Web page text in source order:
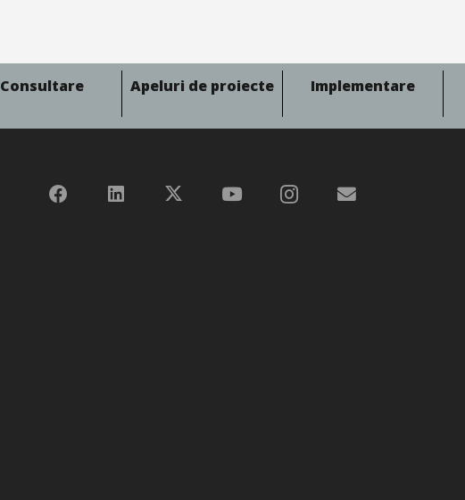
Consultare Apeluri de proiecte Implementare